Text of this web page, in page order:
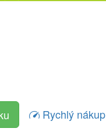
Rychlý nákup